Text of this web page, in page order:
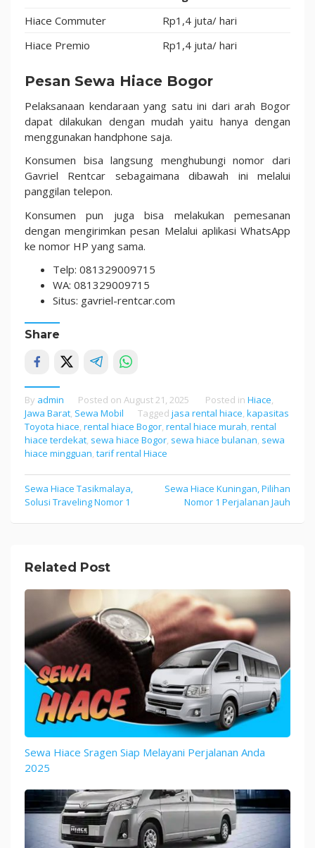
Hiace Commuter
Rp1,4 juta/ hari
Hiace Premio
Rp1,4 juta/ hari
Pesan Sewa Hiace Bogor
Pelaksanaan kendaraan yang satu ini dari arah Bogor
dapat dilakukan dengan mudah yaitu hanya dengan
menggunakan handphone saja.
Konsumen bisa langsung menghubungi nomor dari
Gavriel Rentcar sebagaimana dibawah ini melalui
panggilan telepon.
Konsumen pun juga bisa melakukan pemesanan
dengan mengirimkan pesan Melalui aplikasi WhatsApp
ke nomor HP yang sama.
Telp: 081329009715
WA: 081329009715
Situs: gavriel-rentcar.com
Share
By admin Posted on August 21, 2025 Posted in Hiace,
Jawa Barat, Sewa Mobil Tagged jasa rental hiace, kapasitas
Toyota hiace, rental hiace Bogor, rental hiace murah, rental
hiace terdekat, sewa hiace Bogor, sewa hiace bulanan, sewa
hiace mingguan, tarif rental Hiace
Post
navigation
Sewa Hiace Tasikmalaya,
Solusi Traveling Nomor 1
Sewa Hiace Kuningan, Pilihan
Nomor 1 Perjalanan Jauh
Related Post
Sewa Hiace Sragen Siap Melayani Perjalanan Anda
2025